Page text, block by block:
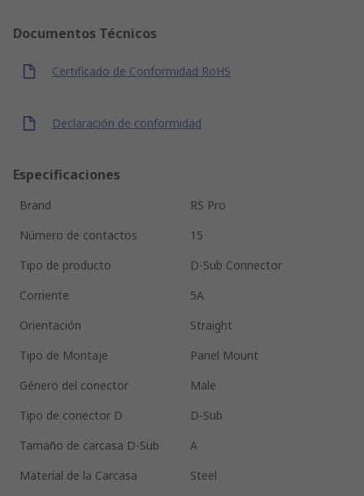
Documentos Técnicos
Certificado de Conformidad RoHS
Declaración de conformidad
Especificaciones
Brand
RS Pro
Número de contactos
15
Tipo de producto
D-Sub Connector
Corriente
5A
Orientación
Straight
Tipo de Montaje
Panel Mount
Género del conector
Male
Tipo de conector D
D-Sub
Tamaño de carcasa D-Sub
A
Material de la Carcasa
Steel